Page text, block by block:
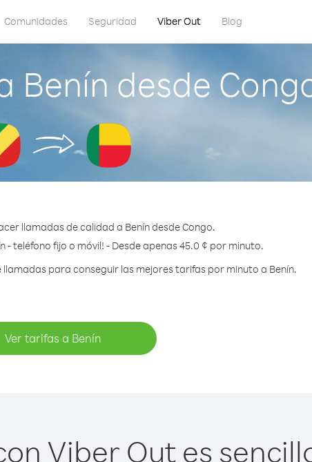
Comunidades Seguridad Viber Out Blog
Benín desde
llamadas de calidad a Benín desde Congo.
- teléfono fijo o móvil! - Desde apenas 45.0 ¢ por minuto.
para conseguir las mejores tarifas por minuto a Benín.
Ver tarifas a Benín
Viber Out es